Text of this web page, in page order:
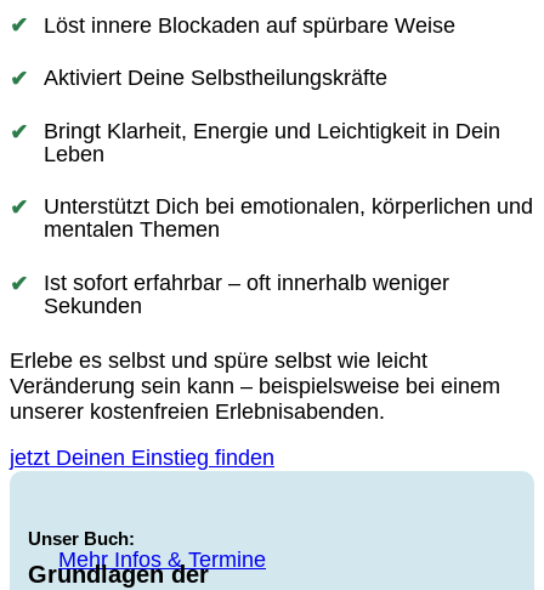
Mehr Infos & Termine
Löst innere Blockaden auf spürbare Weise
Aktiviert Deine Selbstheilungskräfte
Bringt Klarheit, Energie und Leichtigkeit in Dein
Leben
Unterstützt Dich bei emotionalen, körperlichen und
mentalen Themen
Ist sofort erfahrbar – oft innerhalb weniger
Sekunden
Erlebe es selbst und spüre selbst wie leicht
Veränderung sein kann – beispielsweise bei einem
unserer kostenfreien Erlebnisabenden.
jetzt Deinen Einstieg finden
Unser Buch:
Grundlagen der